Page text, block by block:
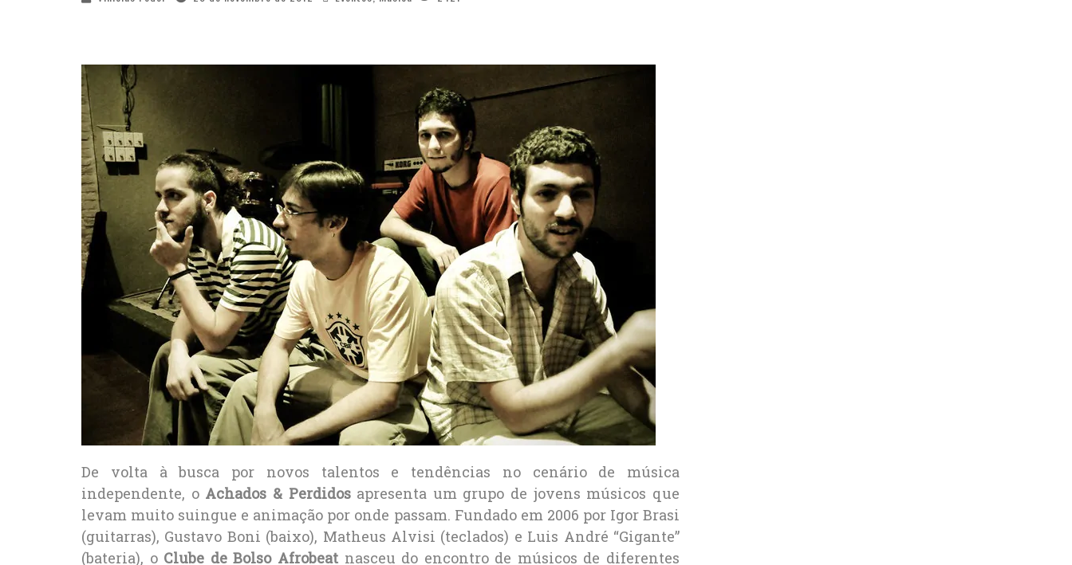
De volta à busca por novos talentos e tendências no cenário de música
independente, o Achados & Perdidosapresenta um grupo de jovens músicos que
levam muito suingue e animação por onde passam. Fundado em 2006 por Igor Brasi
(guitarras), Gustavo Boni (baixo), Matheus Alvisi (teclados) e Luis André “Gigante”
(bateria), o Clube de Bolso Afrobeatnasceu do encontro de músicos de diferentes